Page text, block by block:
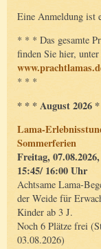
Eine Anmeldung ist
* * * Das gesamte
finden Sie hier,
* * *
* * * August 2026
Lama-
Sommerferien
Freitag,
15:45/ 16:00 Uhr
Achtsame Lama-
der Weide für
Kinder ab 3 J.
Noch 6 Plätze frei
03.08.2026)